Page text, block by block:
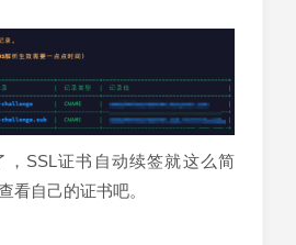
，SSL证书自动续签就这么简
看自己的证书吧。